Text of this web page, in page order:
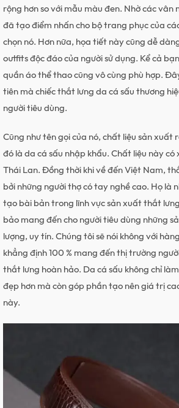
rộng hơn so với mẫu màu đen. Nhờ các vân
đã tạo điểm nhấn cho bộ trang phục của
chọn nó. Hơn nữa, họa tiết này cũng dễ
outfits độc đáo của người sử dụng. Kể cả
quần áo thể thao cũng vô cùng phù hợp.
tiên mà chiếc thắt lưng da cá sấu thương
người tiêu dùng.
Cũng như tên gọi của nó, chất liệu sản xuất
đó là da cá sấu nhập khẩu. Chất liệu này
Thái Lan. Đồng thời khi về đến Việt Nam,
bởi những người thợ có tay nghề cao. Họ là
tạo bài bản trong lĩnh vực sản xuất thắt
bảo mang đến cho người tiêu dùng những
lượng, uy tín. Chúng tôi sẽ nói không với
khẳng định 100 % mang đến thị trường
thắt lưng hoàn hảo. Da cá sấu không chỉ
đẹp hơn mà còn góp phần tạo nên giá trị
này.